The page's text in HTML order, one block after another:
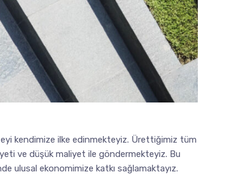
kendimize ilke edinmekteyiz. Ürettiğimiz tüm
ve düşük maliyet ile göndermekteyiz. Bu
ulusal ekonomimize katkı sağlamaktayız.